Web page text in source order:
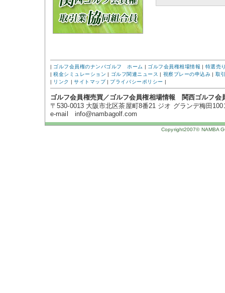
| ゴルフ会員権のナンバゴルフ ホーム | ゴルフ会員権相場情報 | 特選売
|税金シミュレーション | ゴルフ関連ニュース | 視察プレーの申込み | 取
| リンク |サイトマップ| プライバシーポリシー |
ゴルフ会員権売買／ゴルフ会員権相場情報 関西ゴルフ
〒530-0013 大阪市北区茶屋町8番21 ジオ グランデ梅田
e-mail info@nambagolf.com
Copyright2007© NAMBA